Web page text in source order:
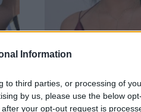
Information
to third parties, or processing of
by us, please use the below
your opt-out request is
Kylie Jenner: Τι
κάνει στο